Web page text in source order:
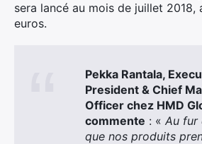
sera lancé au mois de juillet 2018,
euros.
Pekka Rantala,
President & Chief
Officer chez HMD
commente : « Au fur
que nos produits
Rechercher